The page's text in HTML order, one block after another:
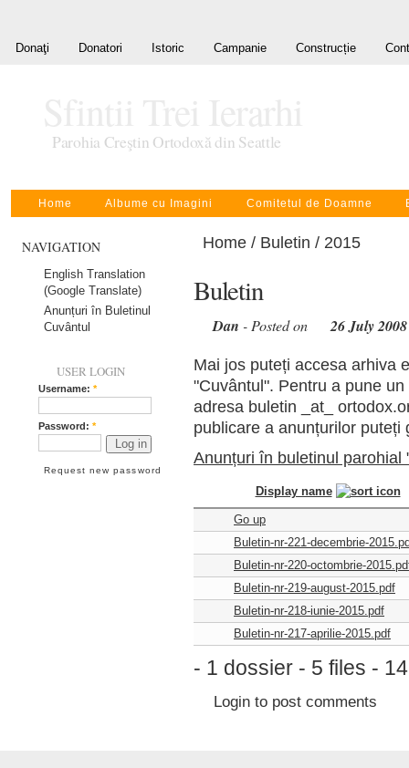
Donaţi Donatori Istoric Campanie Construcție
Parohia Creştin Ortodoxă din Seattle
Home Albume cu Imagini Comitetul de Doamne
NAVIGATION
English Translation
(Google Translate)
Anunțuri în Buletinul
Cuvântul
USER LOGIN
Username: *
Password: *
Request new password
Home / Buletin / 2015
Buletin
Dan - Posted on 26 July 2008
Mai jos puteți accesa arhiva
"Cuvântul". Pentru a pune
adresa buletin _at_
publicare a anunțurilor puteți
Anunțuri în buletinul parohial
Display name
Go up
Buletin-nr-221-decembrie-
Buletin-nr-220-octombrie-
Buletin-nr-219-august-2015.pdf
Buletin-nr-218-iunie-2015.pdf
Buletin-nr-217-aprilie-2015.pdf
- 1 dossier - 5 files -
Login to post comments